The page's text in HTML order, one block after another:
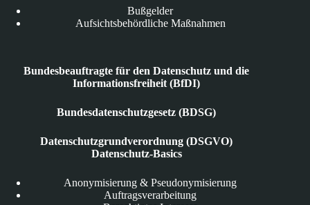
Bußgelder
Aufsichtsbehördliche Maßnahmen
Bundesbeauftragte für den Datenschutz und die
Informationsfreiheit (BfDI)
Bundesdatenschutzgesetz (BDSG)
Datenschutzgrundverordnung (DSGVO)
Datenschutz-Basics
Anonymisierung & Pseudonymisierung
Auftragsverarbeitung